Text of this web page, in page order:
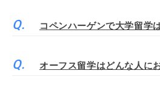
コペンハーゲンで大学留学
オーフス留学はどんな人に